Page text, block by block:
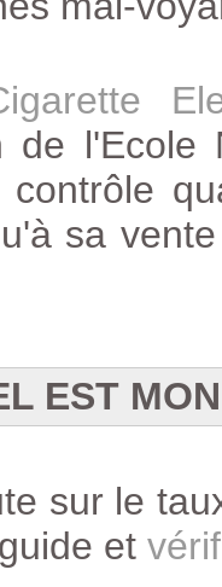
de l'Ecole
sa
EST
sur le
et